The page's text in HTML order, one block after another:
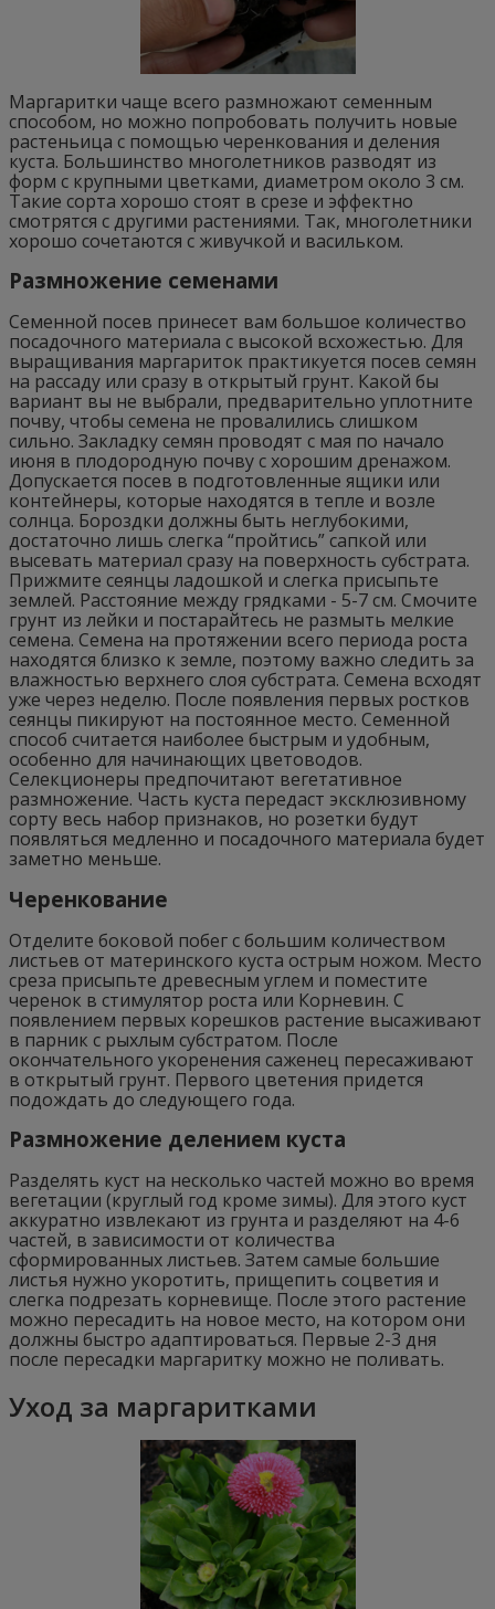
Маргаритки чаще всего размножают семенным
способом, но можно попробовать получить новые
растеньица с помощью черенкования и деления
куста. Большинство многолетников разводят из
форм с крупными цветками, диаметром около 3 см.
Такие сорта хорошо стоят в срезе и эффектно
смотрятся с другими растениями. Так, многолетники
хорошо сочетаются с живучкой и васильком.
Размножение семенами
Семенной посев принесет вам большое количество
посадочного материала с высокой всхожестью. Для
выращивания маргариток практикуется посев семян
на рассаду или сразу в открытый грунт. Какой бы
вариант вы не выбрали, предварительно уплотните
почву, чтобы семена не провалились слишком
сильно. Закладку семян проводят с мая по начало
июня в плодородную почву с хорошим дренажом.
Допускается посев в подготовленные ящики или
контейнеры, которые находятся в тепле и возле
солнца. Бороздки должны быть неглубокими,
достаточно лишь слегка “пройтись” сапкой или
высевать материал сразу на поверхность субстрата.
Прижмите сеянцы ладошкой и слегка присыпьте
землей. Расстояние между грядками - 5-7 см. Смочите
грунт из лейки и постарайтесь не размыть мелкие
семена. Семена на протяжении всего периода роста
находятся близко к земле, поэтому важно следить за
влажностью верхнего слоя субстрата. Семена всходят
уже через неделю. После появления первых ростков
сеянцы пикируют на постоянное место. Семенной
способ считается наиболее быстрым и удобным,
особенно для начинающих цветоводов.
Селекционеры предпочитают вегетативное
размножение. Часть куста передаст эксклюзивному
сорту весь набор признаков, но розетки будут
появляться медленно и посадочного материала будет
заметно меньше.
Черенкование
Отделите боковой побег с большим количеством
листьев от материнского куста острым ножом. Место
среза присыпьте древесным углем и поместите
черенок в стимулятор роста или Корневин. С
появлением первых корешков растение высаживают
в парник с рыхлым субстратом. После
окончательного укоренения саженец пересаживают
в открытый грунт. Первого цветения придется
подождать до следующего года.
Размножение делением куста
Разделять куст на несколько частей можно во время
вегетации (круглый год кроме зимы). Для этого куст
аккуратно извлекают из грунта и разделяют на 4-6
частей, в зависимости от количества
сформированных листьев. Затем самые большие
листья нужно укоротить, прищепить соцветия и
слегка подрезать корневище. После этого растение
можно пересадить на новое место, на котором они
должны быстро адаптироваться. Первые 2-3 дня
после пересадки маргаритку можно не поливать.
Уход за маргаритками